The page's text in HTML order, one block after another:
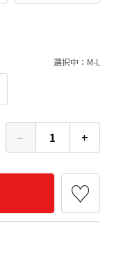
選択中：M-L
− 1 +